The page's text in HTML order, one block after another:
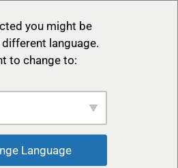
you might be
language.
to change to:
Language